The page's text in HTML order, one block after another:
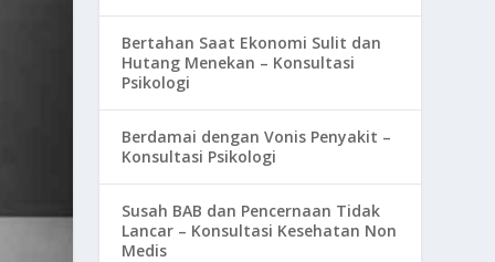
Bertahan Saat Ekonomi Sulit dan
Hutang Menekan – Konsultasi
Psikologi
Berdamai dengan Vonis Penyakit –
Konsultasi Psikologi
Susah BAB dan Pencernaan Tidak
Lancar – Konsultasi Kesehatan Non
Medis